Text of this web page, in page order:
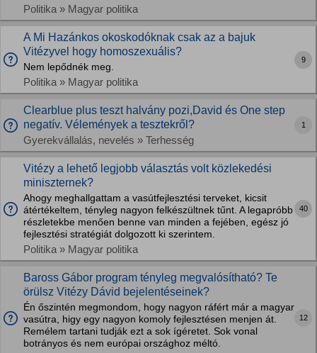
Politika » Magyar politika
A Mi Hazánkos okoskodóknak csak az a bajuk
Vitézyvel hogy homoszexuális?
Nem lepődnék meg.
Politika » Magyar politika
9
Clearblue plus teszt halvány pozi,David és One step
negatív. Vélemények a tesztekről?
Gyerekvállalás, nevelés » Terhesség
1
Vitézy a lehető legjobb választás volt közlekedési
miniszternek?
Ahogy meghallgattam a vasútfejlesztési terveket, kicsit
átértékeltem, tényleg nagyon felkészültnek tűnt. A legapróbb
részletekbe menően benne van minden a fejében, egész jó
fejlesztési stratégiát dolgozott ki szerintem.
Politika » Magyar politika
40
Baross Gábor program tényleg megvalósítható? Te
örülsz Vitézy Dávid bejelentéseinek?
Én őszintén megmondom, hogy nagyon ráfért már a magyar
vasútra, higy egy nagyon komoly fejlesztésen menjen át.
Remélem tartani tudják ezt a sok ígéretet. Sok vonal
botrányos és nem európai országhoz méltó.
12